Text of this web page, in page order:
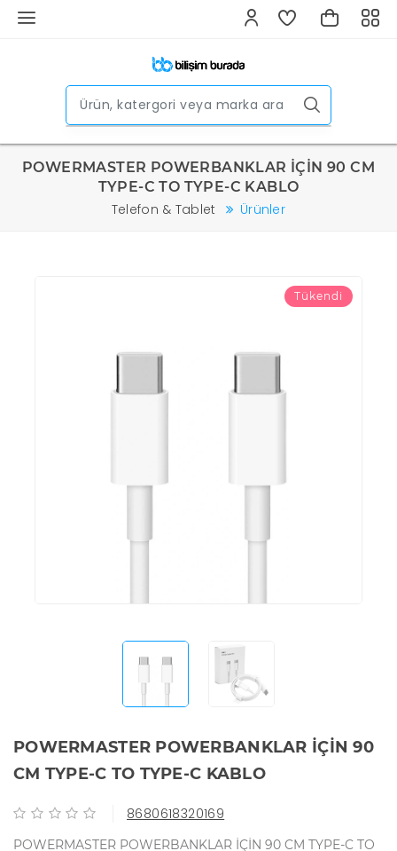
POWERMASTER POWERBANKLAR İÇİN 90 CM
TYPE-C TO TYPE-C KABLO
Telefon & Tablet Ürünler
Tükendi
POWERMASTER POWERBANKLAR İÇİN 90
CM TYPE-C TO TYPE-C KABLO
8680618320169
POWERMASTER POWERBANKLAR İÇİN 90 CM TYPE-C TO